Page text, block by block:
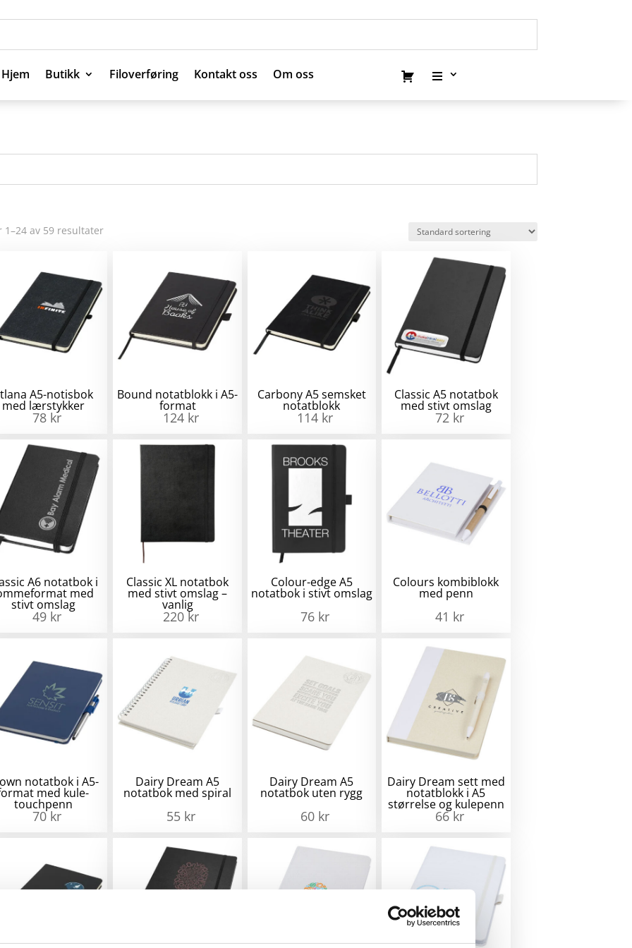
Hjem Butikk Filoverføring Kontakt oss Om oss
Hjem Butikk Filoverføring Kontakt oss Om oss
1–24 av 59 resultater
A5-notisbok
med lærstykker
78 kr
Bound notatblokk i A5-
format
124 kr
Carbony A5 semsket
notatblokk
114 kr
Classic A5 notatbok
med stivt omslag
72 kr
A6 notatbok i
med
stivt omslag
49 kr
Classic XL notatbok
med stivt omslag –
vanlig
220kr
Colour-edge A5
notatbok i stivt omslag
76 kr
Colours kombiblokk
med penn
41 kr
notatbok i A5-
med kule-
touchpenn
70 kr
Dairy Dream A5
notatbok med spiral
55 kr
Dairy Dream A5
notatbok uten rygg
60 kr
Dairy Dream sett med
notatblokk i A5
størrelse og kulepenn
66kr